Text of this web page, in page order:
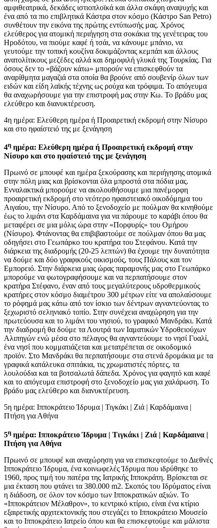
αμφιθεατρικά, δεκάδες ιστιοπλοϊκά και άλλα σκάφη αναψυχής και
ένα από τα πιο επιβλητικά Κάστρα στον κόσμο (Κάστρο San Petro)
συνθέτουν την εικόνα της πρώτης εντύπωσής μας. Χρόνος
ελεύθερος για ατομική περιήγηση στα σοκάκια της γενέτειρας του
Ηροδότου, να πιούμε καφέ ή τσάι, να κάνουμε μπάνιο, να
γευτούμε την τοπική κουζίνα δοκιμάζοντας κεμπάπ και άλλους
ανατολίτικους μεζέδες αλλά και δημοφιλή γλυκά της Τουρκίας. Για
όσους δεν το «βάζουν κάτω» μπορούν να επισκεφθούν τα
αναρίθμητα μαγαζιά στα οποία θα βρούνε από σουβενίρ όλων των
ειδών και είδη λαϊκής τέχνης ως ρούχα και τρόφιμα. Το απόγευμα
θα αναχωρήσουμε για την επιστροφή μας στην Κω. Το βράδυ μας
ελεύθερο και διανυκτέρευση.
4η ημέρα: Ελεύθερη ημέρα ή Προαιρετική εκδρομή στην Νίσυρο
και στο ηφαίστειό της με ξενάγηση
4η ημέρα: Ελεύθερη ημέρα ή Προαιρετική εκδρομή στην
Νίσυρο και στο ηφαίστειό της με ξενάγηση
Πρωινό σε μπουφέ και ημέρα ξεκούρασης και περιήγησης ατομικά
στην πόλη μιας και βρίσκονται όλα μπροστά στα πόδια μας.
Ενναλακτικά μπορούμε να ακολουθήσουμε μια πανέμορφη
προαιρετική εκδρομή στο νεότερο ηφαιστειακό οικοδόμημα του
Αιγαίου, την Νίσυρο. Από το ξενοδοχείο με πούλμαν θα κινηθούμε
έως το λιμάνι στα Καρδάμαινα για να πάρουμε το καράβι όπου θα
μεταφέρει σε μια μόλις ώρα στην «Πορφυρίς» του Ομήρου
(Νίσυρο). Φτάνοντας θα επιβιβαστούμε σε πούλμαν όπου θα μας
οδηγήσει στο Γεωπάρκο του κρατήρα του Στεφάνου. Κατά την
διάρκεια της διαδρομής (20-25 λεπτών) θα έχουμε την δυνατότητα
να δούμε και δύο γραφικούς οικισμούς, τους Πάλους και τον
Εμπορειό. Στην διάρκεια μιας ώρας παραμονής μας στο Γεωπάρκο
μπορούμε να φωτογραφήσουμε και να περπατήσουμε στον
κρατήρα Στέφανο, έναν από τους μεγαλύτερους υδροθερμικούς
κρατήρες στον κόσμο διαμέτρου 300 μέτρων είτε να απολαύσουμε
το ρόφημά μας κάτω από τον ίσκιο των δέντρων αγναντεύοντας το
ξεχωριστό σεληνιακό τοπίο. Στην συνέχεια αναχώρηση για την
πρωτεύουσα και το λιμάνι του νησιού, το γραφικό Μανδράκι. Κατά
την διαδρομή θα δούμε τα Λουτρά των Ιαματικών Υδροθειούχων
Αλιπηγών ενώ μέσα στο πέλαγος θα αγναντεύουμε το νησί Γυαλί,
ένα νησί που κομματιάζεται και μετατρέπεται σε οικοδομικό
προϊόν. Στο Μανδράκι θα περπατήσουμε στα στενά δρομάκια με τα
γραφικά κατάλευκα σπιτάκια, τις χρωματιστές πόρτες, τα
λουλούδια και τα βοτσαλωτά δάπεδα. Χρόνος για φαγητό και καφέ
και το απόγευμα επιστροφή στο ξενοδοχείο μας για χαλάρωση. Το
βράδυ μας ελεύθερο και διανυκτέρευση.
5η ημέρα: Ιπποκράτειο Ίδρυμα | Τιγκάκι | Ζιά | Καρδάμαινα |
Πτήση για Αθήνα
5η ημέρα: Ιπποκράτειο Ίδρυμα | Τιγκάκι | Ζιά | Καρδάμαινα |
Πτήση για Αθήνα
Πρωινό σε μπουφέ και αναχώρηση για να επισκεφτούμε το Διεθνές
Ιπποκράτειο Ίδρυμα, ένα κοινωφελές Ίδρυμα που ιδρύθηκε το
1960, προς τιμή του πατέρα της Ιατρικής Ιπποκράτη. Βρίσκεται σε
μια έκταση που φτάνει τα 380.000 m2. Σκοπός του Ιδρύματος είναι
η διάδοση, σε όλον τον κόσμο των Ιπποκρατικών αξιών. Το
«Ιπποκράτειον Μέλαθρον», το κεντρικό κτίριο, είναι ένα κτίριο
εξαιρετικής αρχιτεκτονικής που στεγάζει το Ιπποκράτειο Μουσείο
και το Ιπποκράτειο Ιατρείο όπου και θα επισκεφτούμε και μάλιστα